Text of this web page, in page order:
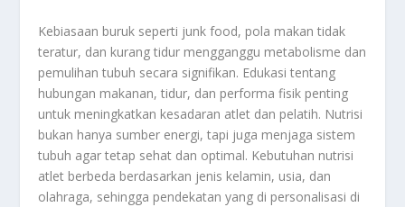
Kebiasaan buruk seperti junk food, pola makan tidak
teratur, dan kurang tidur mengganggu metabolisme dan
pemulihan tubuh secara signifikan. Edukasi tentang
hubungan makanan, tidur, dan performa fisik penting
untuk meningkatkan kesadaran atlet dan pelatih. Nutrisi
bukan hanya sumber energi, tapi juga menjaga sistem
tubuh agar tetap sehat dan optimal. Kebutuhan nutrisi
atlet berbeda berdasarkan jenis kelamin, usia, dan
olahraga, sehingga pendekatan yang di personalisasi di